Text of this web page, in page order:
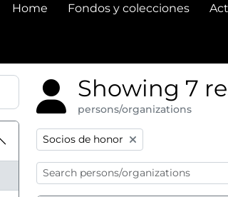
Home Fondos y colecciones
Fondos y
Showing 7
persons/organizations
Remove filter:
Socios de honor